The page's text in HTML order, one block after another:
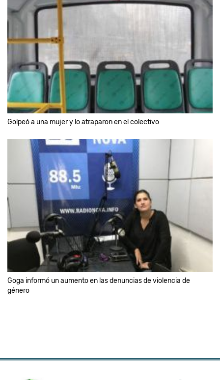
Golpeó a una mujer y lo atraparon en el colectivo
Goga informó un aumento en las denuncias de violencia de
género